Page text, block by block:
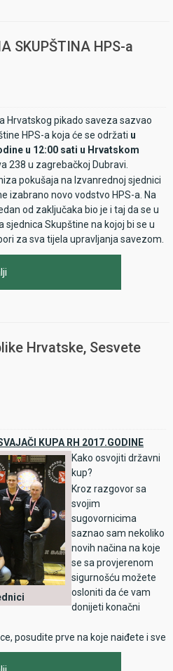
SKUPŠTINA HPS-a
Hrvatskog pikado saveza sazvao
HPS-a koja će se održati u
u 12:00 sati u Hrvatskom
238 u zagrebačkoj Dubravi.
pokušaja na Izvanrednoj sjednici
izabrano novo vodstvo HPS-a. Na
od zaključaka bio je i taj da se u
Skupštine na kojoj bi se u
za sva tijela upravljanja savezom.
Hrvatske, Sesvete
KUPA RH 2017.GODINE
Kako osvojiti državni
kup?
Kroz razgovor sa
svojim
sugovornicima
saznao sam nekoliko
novih načina na koje
se sa provjerenom
sigurnošću možete
osloniti da će vam
donijeti konačni
posudite prve na koje naiđete i sve
treninga, opustite se i pogodite